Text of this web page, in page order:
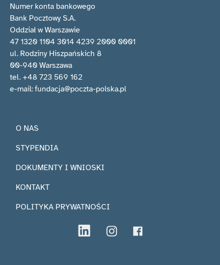
Numer konta bankowego
Bank Pocztowy S.A.
Oddział w Warszawie
47 1320 1104 3014 4239 2000 0001
ul. Rodziny Hiszpańskich 8
00-940 Warszawa
tel. +48 723 569 162
e-mail: fundacja@poczta-polska.pl
O NAS
STYPENDIA
DOKUMENTY I WNIOSKI
KONTAKT
POLITYKA PRYWATNOŚCI